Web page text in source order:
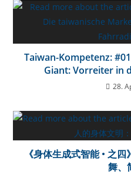
Taiwan-Kompetenz:
Giant: Vorreiter in
28.
《身体生成式智能 • 之
舞、